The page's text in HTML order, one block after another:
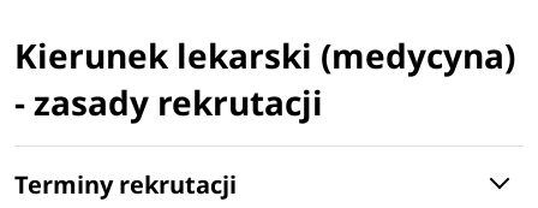
Kierunek lekarski (medycyna)
- zasady rekrutacji
Terminy rekrutacji